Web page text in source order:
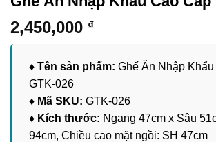
2,450,000 ₫
♦ Tên sản phẩm: Ghế Ăn Nhập
GTK-026
♦ Mã SKU: GTK-026
♦ Kích thước: Ngang 47cm x Sâu
94cm, Chiều cao mặt ngồi: SH 47cm